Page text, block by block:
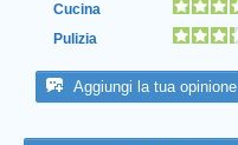
Cucina
Pulizia
Aggiungi la tua opinione